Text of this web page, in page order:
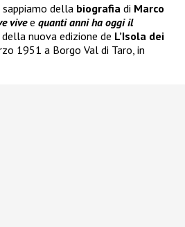
sappiamo della biografia di Marco
vivee quanti anni ha oggi il
nuova edizione de L’Isola dei
1951 a Borgo Val di Taro, in